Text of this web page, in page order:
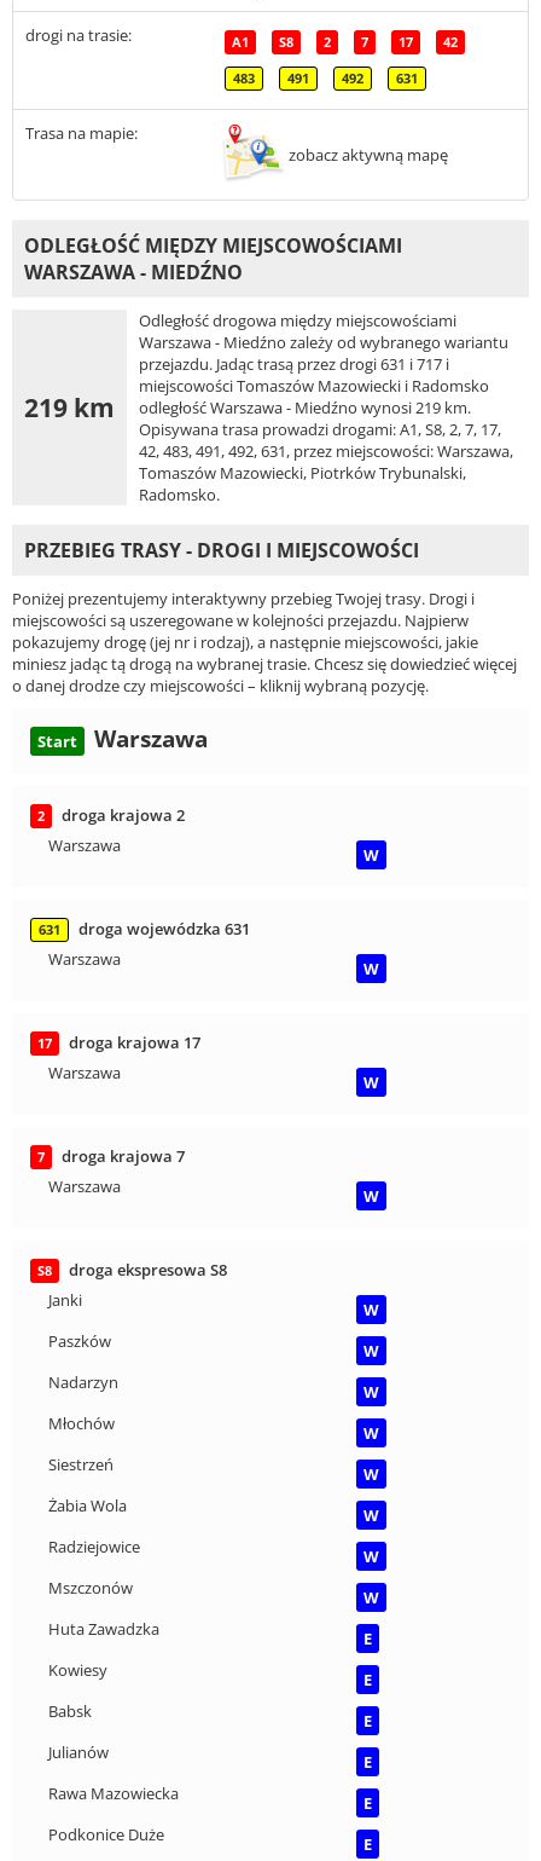
drogi na trasie: A1 S8 2 7 17 42
483 491 492 631
Trasa na mapie:
zobacz aktywną mapę
ODLEGŁOŚĆ MIĘDZY MIEJSCOWOŚCIAMI
WARSZAWA - MIEDŹNO
219 km
Odległość drogowa między miejscowościami
Warszawa - Miedźno zależy od wybranego wariantu
przejazdu. Jadąc trasą przez drogi 631 i 717 i
miejscowości Tomaszów Mazowiecki i Radomsko
odległość Warszawa - Miedźno wynosi 219 km.
Opisywana trasa prowadzi drogami: A1, S8, 2, 7, 17,
42, 483, 491, 492, 631, przez miejscowości: Warszawa,
Tomaszów Mazowiecki, Piotrków Trybunalski,
Radomsko.
PRZEBIEG TRASY - DROGI I MIEJSCOWOŚCI
Poniżej prezentujemy interaktywny przebieg Twojej trasy. Drogi i
miejscowości są uszeregowane w kolejności przejazdu. Najpierw
pokazujemy drogę (jej nr i rodzaj), a następnie miejscowości, jakie
miniesz jadąc tą drogą na wybranej trasie. Chcesz się dowiedzieć więcej
o danej drodze czy miejscowości – kliknij wybraną pozycję.
Start Warszawa
2
droga krajowa 2
Warszawa
W
631
droga wojewódzka 631
Warszawa
W
17
droga krajowa 17
Warszawa
W
7
droga krajowa 7
Warszawa
W
S8
droga ekspresowa S8
Janki
W
Paszków
W
Nadarzyn
W
Młochów
W
Siestrzeń
W
Żabia Wola
W
Radziejowice
W
Mszczonów
W
Huta Zawadzka
E
Kowiesy
E
Babsk
E
Julianów
E
Rawa Mazowiecka
E
Podkonice Duże
E